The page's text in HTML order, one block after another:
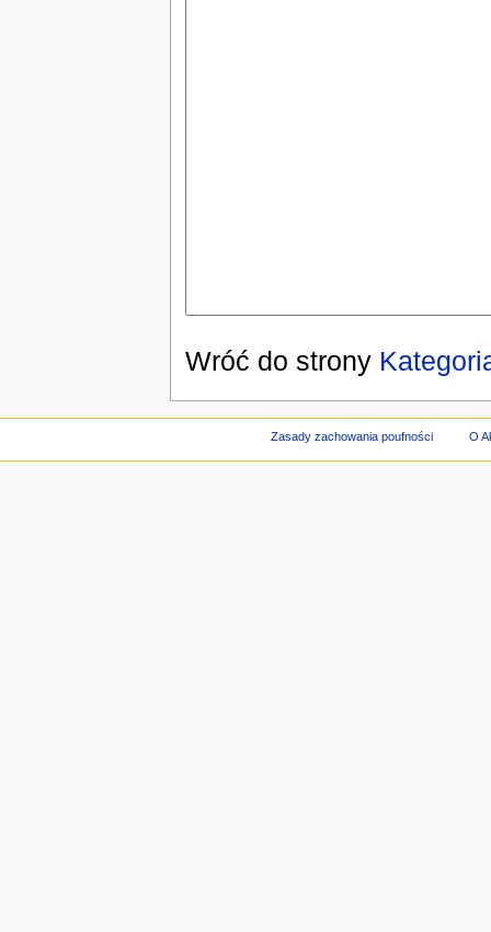
Wróć do strony
Zasady zachowania poufności O